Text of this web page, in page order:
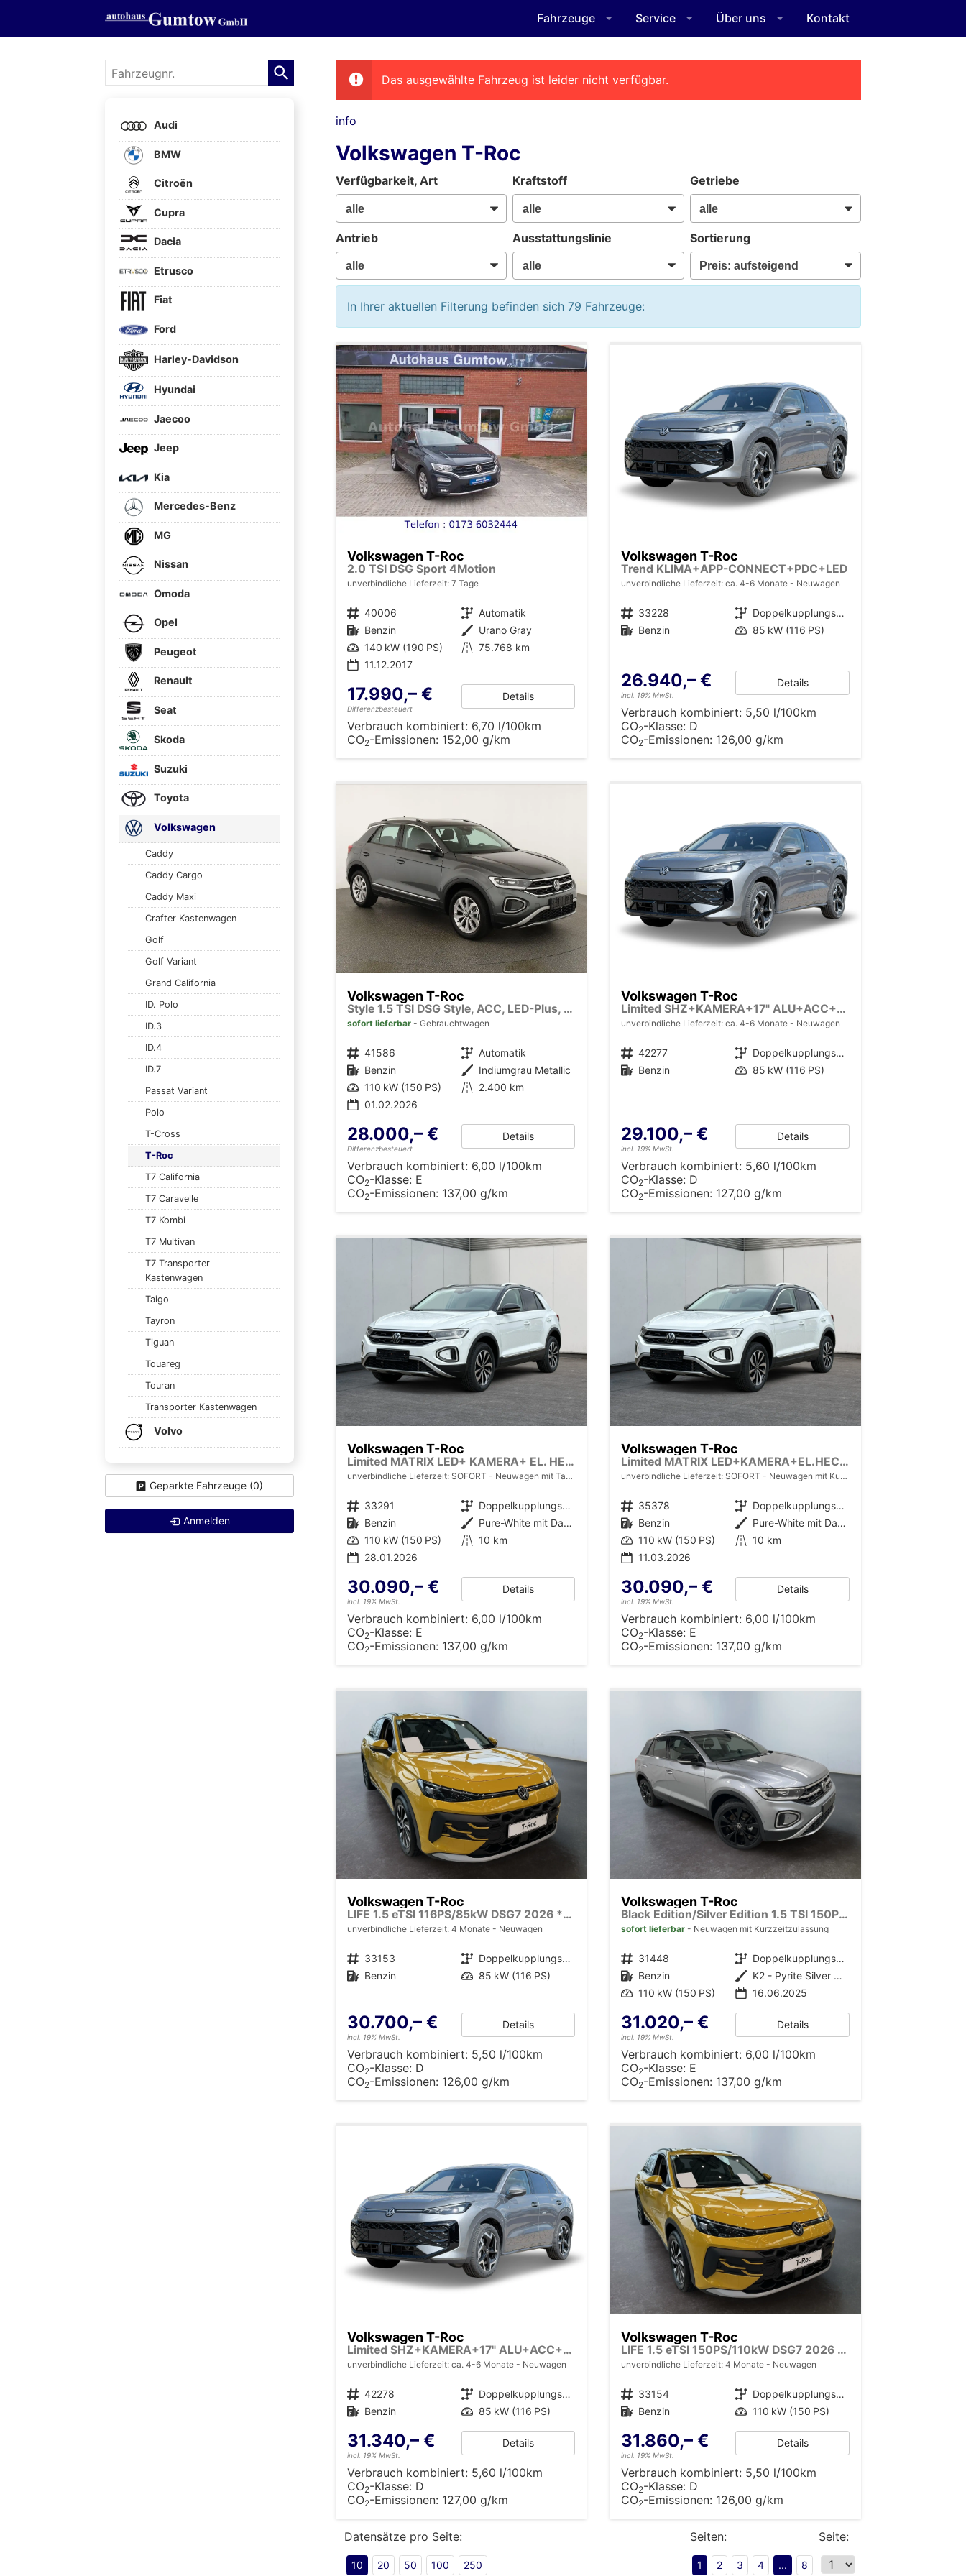
Fahrzeuge Service Über uns Kontakt
Das ausgewählte Fahrzeug ist leider nicht verfügbar.
info
Volkswagen T-Roc
Verfügbarkeit, Art Kraftstoff Getriebe
Antrieb Ausstattungslinie Sortierung
In Ihrer aktuellen Filterung befinden sich 79 Fahrzeuge:
Volkswagen T-Roc
2.0 TSI DSG Sport 4Motion
unverbindliche Lieferzeit: 7 Tage
Fahrzeugnr. 40006 Getriebe Automatik
Kraftstoff Benzin Außenfarbe Urano Gray
Leistung 140 kW (190 PS) Kilometerstand 75.768 km
11.12.2017
17.990,– €
Differenzbesteuert
Details
Verbrauch kombiniert: 6,70 l/100km
CO2-Emissionen: 152,00 g/km
Volkswagen T-Roc
Trend KLIMA+APP-CONNECT+PDC+LED
unverbindliche Lieferzeit: ca. 4-6 Monate Neuwagen
Fahrzeugnr. 33228 Getriebe
Doppelkupplungsgetriebe (DSG)
Kraftstoff Benzin Leistung 85 kW (116 PS)
26.940,– €
incl. 19% MwSt.
Details
Verbrauch kombiniert: 5,50 l/100km
CO2-Klasse: D
CO2-Emissionen: 126,00 g/km
Volkswagen T-Roc
Style 1.5 TSI DSG Style, ACC, LED-Plus, Winter, 17-Zoll
sofort lieferbar Gebrauchtwagen
Fahrzeugnr. 41586 Getriebe Automatik
Kraftstoff Benzin Außenfarbe Indiumgrau Metallic
Leistung 110 kW (150 PS) Kilometerstand 2.400 km
01.02.2026
28.000,– €
Differenzbesteuert
Details
Verbrauch kombiniert: 6,00 l/100km
CO2-Klasse: E
CO2-Emissionen: 137,00 g/km
Volkswagen T-Roc
Limited SHZ+KAMERA+17" ALU+ACC+LED+KLIMA+PARK ASSIST
unverbindliche Lieferzeit: ca. 4-6 Monate Neuwagen
Fahrzeugnr. 42277 Getriebe
Doppelkupplungsgetriebe (DSG)
Kraftstoff Benzin Leistung 85 kW (116 PS)
29.100,– €
incl. 19% MwSt.
Details
Verbrauch kombiniert: 5,60 l/100km
CO2-Klasse: D
CO2-Emissionen: 127,00 g/km
Volkswagen T-Roc
Limited MATRIX LED+ KAMERA+ EL. HECKKL.+PDC+SHZ
unverbindliche Lieferzeit: SOFORT Neuwagen mit Tageszulassung
Fahrzeugnr. 33291 Getriebe
Doppelkupplungsgetriebe (DSG)
Kraftstoff Benzin Außenfarbe
Pure-White mit Dachfarbe in Deep Black Perleffekt
Leistung 110 kW (150 PS) Kilometerstand 10 km
28.01.2026
30.090,– €
incl. 19% MwSt.
Details
Verbrauch kombiniert: 6,00 l/100km
CO2-Klasse: E
CO2-Emissionen: 137,00 g/km
Volkswagen T-Roc
Limited MATRIX LED+KAMERA+EL.HECKKL.+PDC+SHZ
unverbindliche Lieferzeit: SOFORT Neuwagen mit Kurzzeitzulassung
Fahrzeugnr. 35378 Getriebe
Doppelkupplungsgetriebe (DSG)
Kraftstoff Benzin Außenfarbe
Pure-White mit Dachfarbe in Deep Black Perleffekt
Leistung 110 kW (150 PS) Kilometerstand 10 km
11.03.2026
30.090,– €
incl. 19% MwSt.
Details
Verbrauch kombiniert: 6,00 l/100km
CO2-Klasse: E
CO2-Emissionen: 137,00 g/km
Volkswagen T-Roc
LIFE 1.5 eTSI 116PS/85kW DSG7 2026 *Neues Modell*
unverbindliche Lieferzeit: 4 Monate Neuwagen
Fahrzeugnr. 33153 Getriebe
Doppelkupplungsgetriebe (DSG)
Kraftstoff Benzin Leistung 85 kW (116 PS)
30.700,– €
incl. 19% MwSt.
Details
Verbrauch kombiniert: 5,50 l/100km
CO2-Klasse: D
CO2-Emissionen: 126,00 g/km
Volkswagen T-Roc
Black Edition/Silver Edition 1.5 TSI 150PS/110kW DSG 2025 +Black Paket+19"ALU+MATRIX+PANO
sofort lieferbar Neuwagen mit Kurzzeitzulassung
Fahrzeugnr. 31448 Getriebe
Doppelkupplungsgetriebe (DSG)
Kraftstoff Benzin Außenfarbe
K2 - Pyrite Silver Met.
Leistung 110 kW (150 PS) 16.06.2025
31.020,– €
incl. 19% MwSt.
Details
Verbrauch kombiniert: 6,00 l/100km
CO2-Klasse: E
CO2-Emissionen: 137,00 g/km
Volkswagen T-Roc
Limited SHZ+KAMERA+17" ALU+ACC+LED+KLIMA+PARK ASSIST
unverbindliche Lieferzeit: ca. 4-6 Monate Neuwagen
Fahrzeugnr. 42278 Getriebe
Doppelkupplungsgetriebe (DSG)
Kraftstoff Benzin Leistung 85 kW (116 PS)
31.340,– €
incl. 19% MwSt.
Details
Verbrauch kombiniert: 5,60 l/100km
CO2-Klasse: D
CO2-Emissionen: 127,00 g/km
Volkswagen T-Roc
LIFE 1.5 eTSI 150PS/110kW DSG7 2026 *Neues Modell*
unverbindliche Lieferzeit:4 Monate Neuwagen
Fahrzeugnr. 33154 Getriebe
Doppelkupplungsgetriebe (DSG)
Kraftstoff Benzin Leistung 110 kW (150 PS)
31.860,– €
incl. 19% MwSt.
Details
Verbrauch kombiniert: 5,50 l/100km
CO2-Klasse: D
CO2-Emissionen: 126,00 g/km
Datensätze pro Seite:
10 20 50 100 250
Seite:
Seiten:
1 2 3 4 ... 8
Fahrzeugnr.
Audi
BMW
Citroën
Cupra
Dacia
Etrusco
Fiat
Ford
Harley-Davidson
Hyundai
Jaecoo
Jeep
Kia
Mercedes-Benz
MG
Nissan
Omoda
Opel
Peugeot
Renault
Seat
Skoda
Suzuki
Toyota
Volkswagen
Caddy
Caddy Cargo
Caddy Maxi
Crafter Kastenwagen
Golf
Golf Variant
Grand California
ID. Polo
ID.3
ID.4
ID.7
Passat Variant
Polo
T-Cross
T-Roc
T7 California
T7 Caravelle
T7 Kombi
T7 Multivan
T7 Transporter
Kastenwagen
Taigo
Tayron
Tiguan
Touareg
Touran
Transporter Kastenwagen
Volvo
Geparkte Fahrzeuge (0)
Anmelden